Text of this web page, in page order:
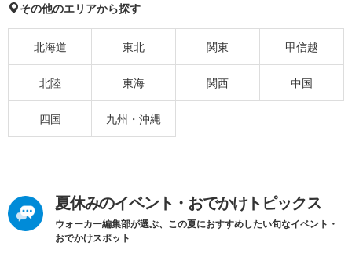
その他のエリアから探す
北海道 東北 関東 甲信越
北陸 東海 関西 中国
四国 九州・沖縄
夏休みのイベント・おでかけトピックス
ウォーカー編集部が選ぶ、この夏におすすめしたい旬なイベント・
おでかけスポット